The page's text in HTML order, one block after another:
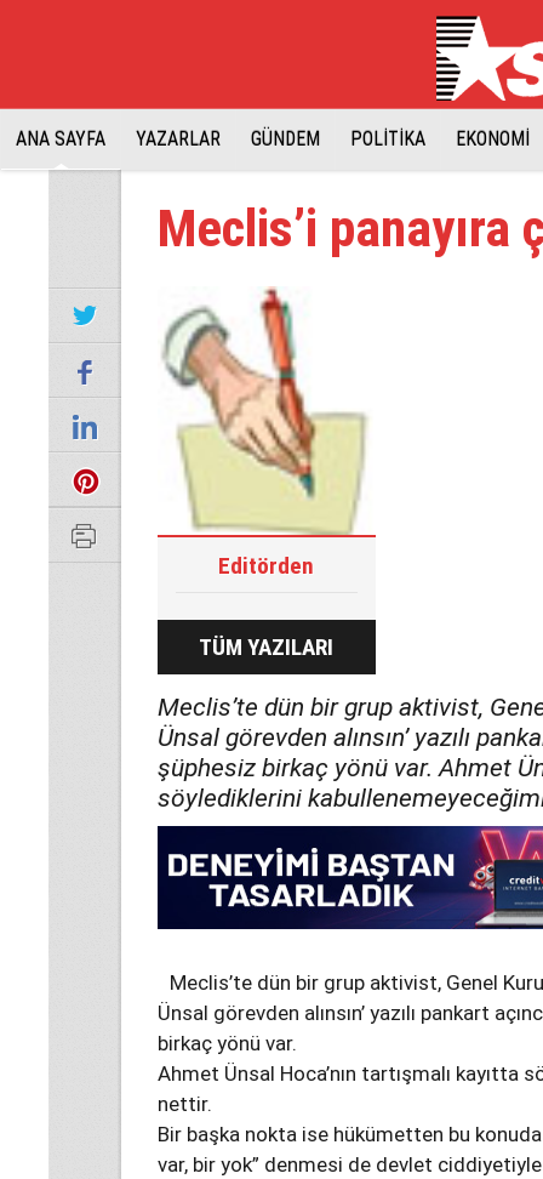
ANA SAYFA YAZARLAR GÜNDEM POLİTİKA EKONOMİ
Meclis’i panayıra
Editörden
TÜM YAZILARI
Meclis’te dün bir grup aktivist,
Ünsal görevden alınsın’ yazılı
şüphesiz birkaç yönü var. Ahmet
söylediklerini
Meclis’te dün bir grup aktivist, Genel
Ünsal görevden alınsın’ yazılı pankart
birkaç yönü var.
Ahmet Ünsal Hoca’nın tartışmalı kayıtta
nettir.
Bir başka nokta ise hükümetten bu konuda
var, bir yok” denmesi de devlet